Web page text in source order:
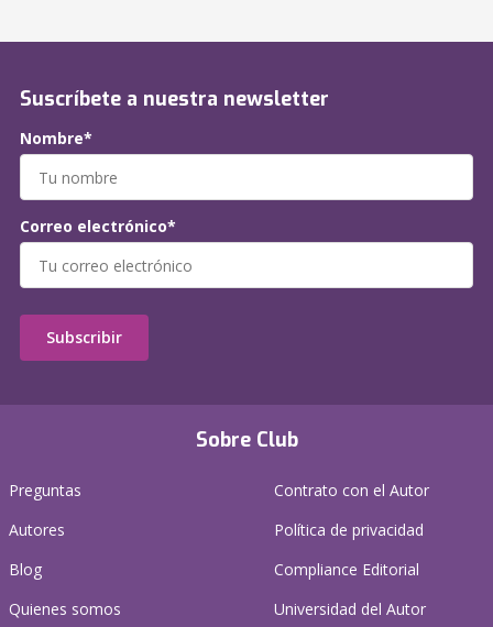
Sobre Club
Preguntas
Autores
Blog
Quienes somos
Contrato con el Autor
Política de privacidad
Compliance Editorial
Universidad del Autor
Suscríbete a nuestra newsletter
Nombre*
Correo electrónico*
Subscribir